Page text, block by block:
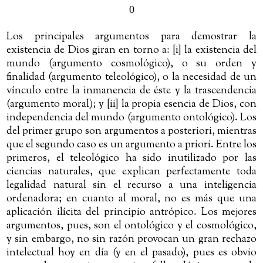
0
Los principales argumentos para demostrar la
existencia de Dios giran en torno a: [i] la existencia del
mundo (argumento cosmológico), o su orden y
finalidad (argumento teleológico), o la necesidad de un
vínculo entre la inmanencia de éste y la trascendencia
(argumento moral); y [ii] la propia esencia de Dios, con
independencia del mundo (argumento ontológico). Los
del primer grupo son argumentos a posteriori, mientras
que el segundo caso es un argumento a priori. Entre los
primeros, el teleológico ha sido inutilizado por las
ciencias naturales, que explican perfectamente toda
legalidad natural sin el recurso a una inteligencia
ordenadora; en cuanto al moral, no es más que una
aplicación ilícita del principio antrópico. Los mejores
argumentos, pues, son el ontológico y el cosmológico,
y sin embargo, no sin razón provocan un gran rechazo
intelectual hoy en día (y en el pasado), pues es obvio